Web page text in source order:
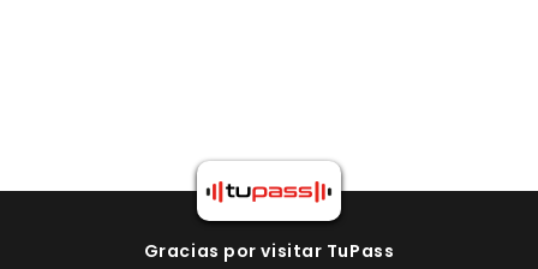
Gracias por visitar TuPass